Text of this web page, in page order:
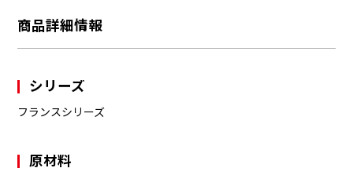
商品詳細情報
シリーズ
フランスシリーズ
原材料